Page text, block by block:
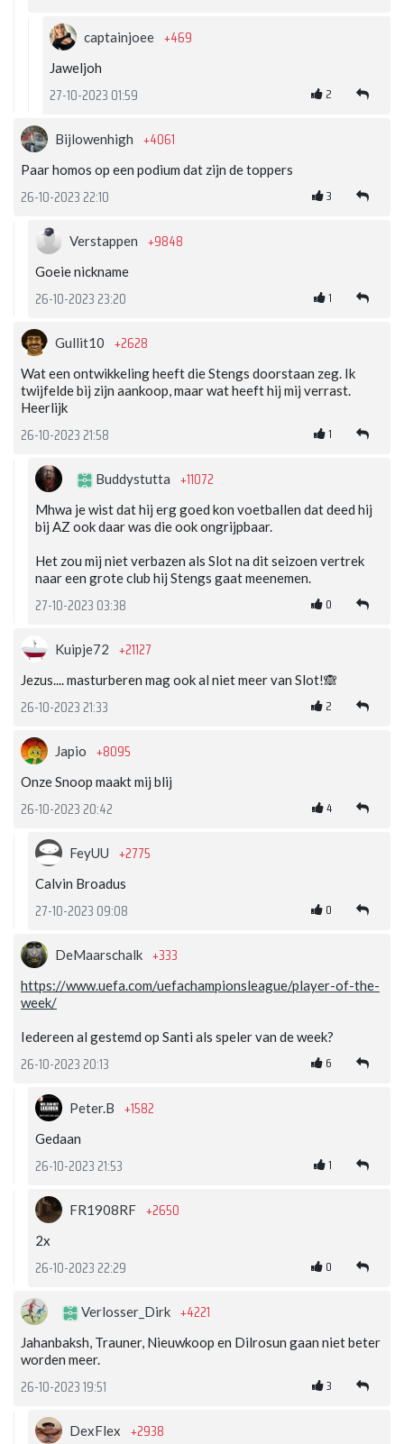
captainjoee +469
Jaweljoh
27-10-2023 01:59 2
Bijlowenhigh +4061
Paar homos op een podium dat zijn de toppers
26-10-2023 22:10 3
Verstappen +9848
Goeie nickname
26-10-2023 23:20 1
Gullit10 +2628
Wat een ontwikkeling heeft die Stengs doorstaan zeg. Ik
twijfelde bij zijn aankoop, maar wat heeft hij mij verrast.
Heerlijk
26-10-2023 21:58 1
Buddystutta +11072
Mhwa je wist dat hij erg goed kon voetballen dat deed hij
bij AZ ook daar was die ook ongrijpbaar.
Het zou mij niet verbazen als Slot na dit seizoen vertrek
naar een grote club hij Stengs gaat meenemen.
27-10-2023 03:38 0
Kuipje72 +21127
Jezus.... masturberen mag ook al niet meer van Slot!🙈
26-10-2023 21:33 2
Japio +8095
Onze Snoop maakt mij blij
26-10-2023 20:42 4
FeyUU +2775
Calvin Broadus
27-10-2023 09:08 0
DeMaarschalk +333
https://www.uefa.com/uefachampionsleague/player-of-the-
week/
Iedereen al gestemd op Santi als speler van de week?
26-10-2023 20:13 6
Peter.B +1582
Gedaan
26-10-2023 21:53 1
FR1908RF +2650
2x
26-10-2023 22:29 0
Verlosser_Dirk +4221
Jahanbaksh, Trauner, Nieuwkoop en Dilrosun gaan niet beter
worden meer.
26-10-2023 19:51 3
DexFlex +2938